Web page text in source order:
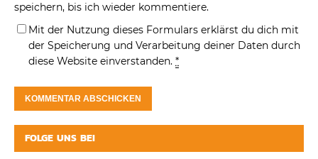
speichern, bis ich wieder kommentiere.
Mit der Nutzung dieses Formulars erklärst du dich mit
der Speicherung und Verarbeitung deiner Daten durch
diese Website einverstanden. *
FOLGE UNS BEI